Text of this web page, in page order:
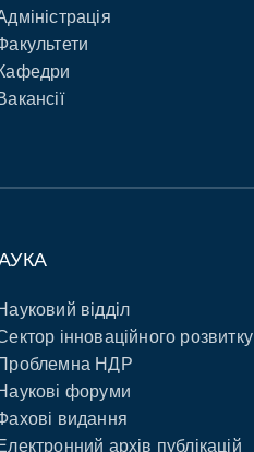
відділ
інноваційного розвитку
НДР
форуми
видання
архів публікацій